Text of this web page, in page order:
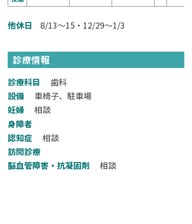
他休日 8/13～15・12/29～1/3
診療情報
診療科目
歯科
設備
車椅子、駐車場
妊婦
相談
身障者
認知症
相談
訪問診療
脳血管障害・抗凝固剤
相談